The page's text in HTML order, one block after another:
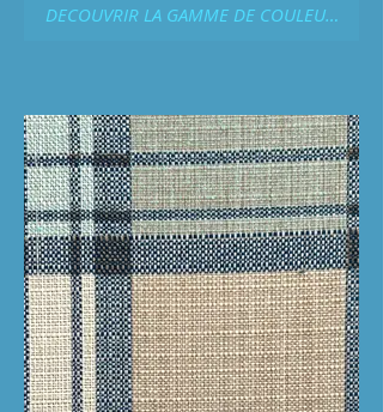
DECOUVRIR LA GAMME DE COULEURS